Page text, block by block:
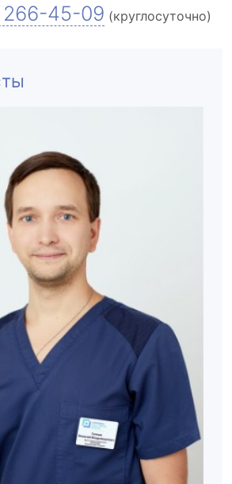
266-45-09 (круглосуточно)